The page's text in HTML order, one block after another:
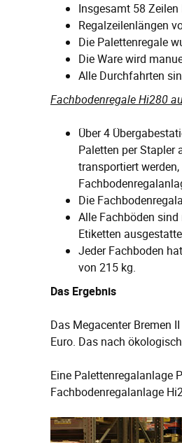
Insgesamt 58
Regalzeilenlängen
Die Palettenregale
Die Ware wird
Alle Durchfahrten
Fachbodenregale Hi280
Über 4
Paletten per Stapler
transportiert
Die
Alle Fachböden
Etiketten
Jeder Fachboden
von 215 kg.
Das Ergebnis
Das Megacenter Bremen
Euro. Das nach
Eine Palettenregalanlage
Fachbodenregalanlage